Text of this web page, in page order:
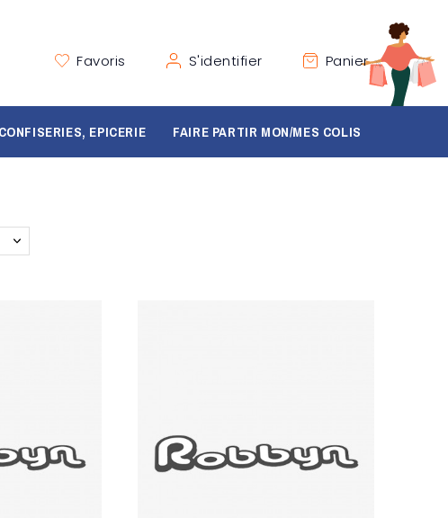
S'identifier
Favoris Panier
CONFISERIES, EPICERIE FAIRE PARTIR MON/MES COLIS